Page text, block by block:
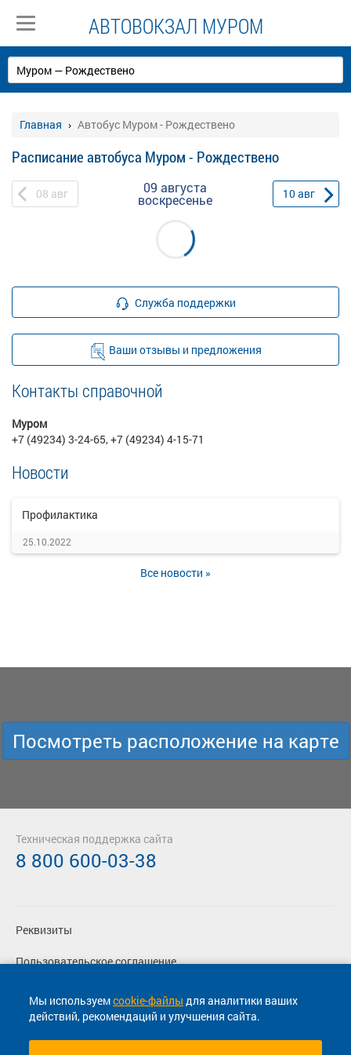
АВТОВОКЗАЛ МУРОМ
Главная Автобус Муром - Рождествено
Расписание автобуса Муром - Рождествено
08 авг 09 августа
воскресенье 10авг
Служба поддержки
Ваши отзывы и предложения
Контакты справочной
Муром
+7 (49234) 3-24-65, +7 (49234) 4-15-71
Новости
Профилактика
25.10.2022
Все новости »
Мы используемcookie-файлы для аналитики ваших
действий, рекомендаций и улучшения сайта.
Посмотреть расположение на карте
Реквизиты
Пользовательское соглашение
Политика конфиденциальности
Согласие на маркетинговые сообщения
Техническая поддержка сайта
8 800 600-03-38